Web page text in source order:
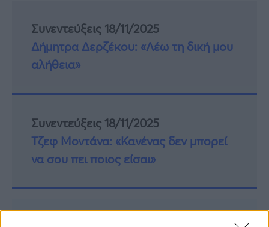
Συνεντεύξεις 18/11/2025
Δήμητρα Δερζέκου: «Λέω τη δική μου
αλήθεια»
Συνεντεύξεις 18/11/2025
Τζεφ Μοντάνα: «Κανένας δεν μπορεί
να σου πει ποιος είσαι»